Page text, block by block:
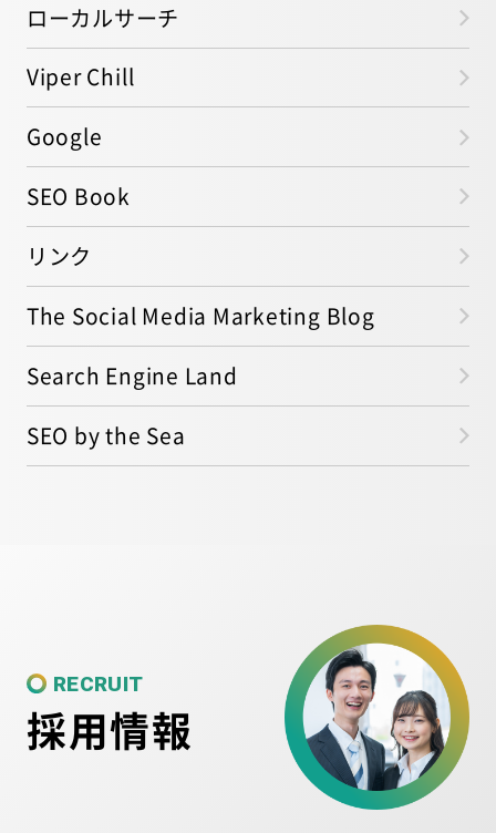
ローカルサーチ
Viper Chill
Google
SEO Book
リンク
The Social Media Marketing Blog
Search Engine Land
SEO by the Sea
RECRUIT
採用情報